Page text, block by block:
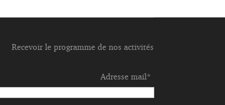
Recevoir le programme de nos activités
Adresse mail*